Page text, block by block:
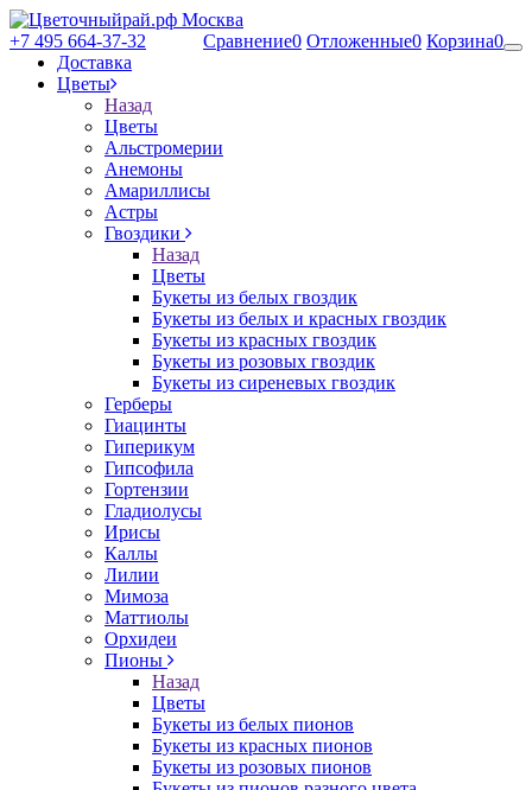
+7 495 664-37-32 Сравнение0 Отложенные0 Корзина0
Доставка
Цветы
Назад
Цветы
Альстромерии
Анемоны
Амариллисы
Астры
Гвоздики
Назад
Цветы
Букеты из белых гвоздик
Букеты из белых и красных гвоздик
Букеты из красных гвоздик
Букеты из розовых гвоздик
Букеты из сиреневых гвоздик
Герберы
Гиацинты
Гиперикум
Гипсофила
Гортензии
Гладиолусы
Ирисы
Каллы
Лилии
Мимоза
Маттиолы
Орхидеи
Пионы
Назад
Цветы
Букеты из белых пионов
Букеты из красных пионов
Букеты из розовых пионов